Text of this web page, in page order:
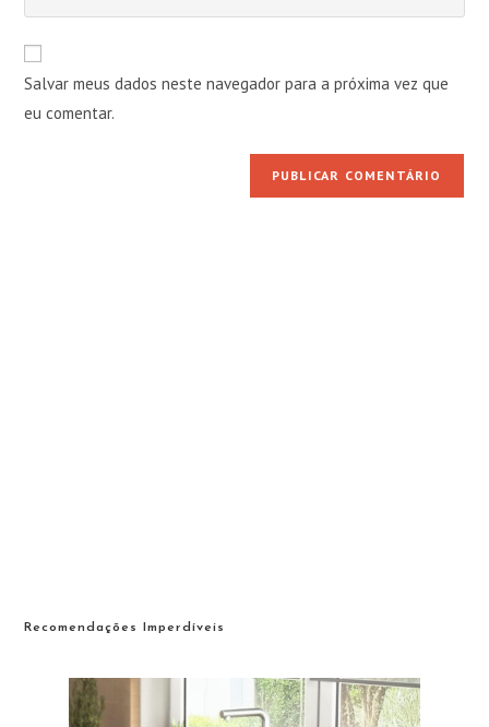
usuário
para
comentar
mail
para
comentar
o
URL
do
seu
site
Salvar meus dados neste navegador para a próxima vez que
eu comentar.
Recomendações Imperdíveis